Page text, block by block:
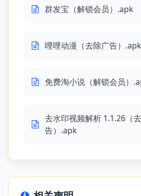
群发宝（解锁会员）.apk
哩哩动漫（去除广告）.apk
免费淘小说（解锁会员）
去水印视频解析 1.1.26（
告）.apk